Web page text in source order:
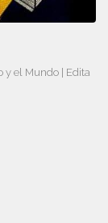
y el Mundo | Edita